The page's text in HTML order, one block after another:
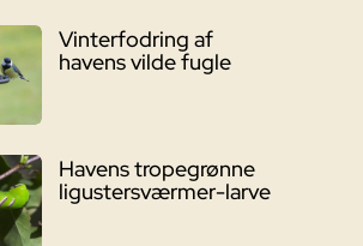
Vinterfodring af
havens vilde fugle
Havens tropegrønne
ligustersværmer-larve